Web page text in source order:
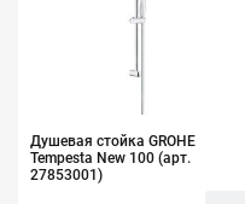
Душевая стойка GROHE
Tempesta New 100 (арт.
27853001)